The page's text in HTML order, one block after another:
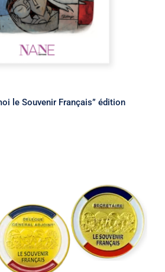
le Souvenir Français” édition